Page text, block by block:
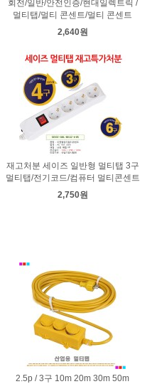
회전/일반/안전인증/현대일렉트릭 /
멀티탭/멀티 콘센트/멀티 콘센트
2,640원
재고처분 세이즈 일반형 멀티탭 3구
멀티탭/전기코드/컴퓨터 멀티콘센트
2,750원
2.5p / 3구 10m 20m 30m 50m